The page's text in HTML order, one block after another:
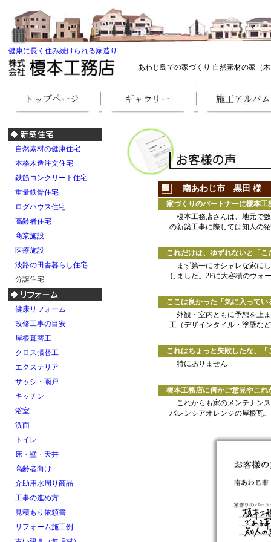
健康に長く住み続けられる家造り
あわじ島での家づくり 自然素材の家（木
自然素材の健康住宅
本格木造注文住宅
鉄筋コンクリート住宅
重量鉄骨住宅
ログハウス住宅
高齢者住宅
商業施設
医療施設
淡路の田舎暮らし住宅
分譲住宅
健康リフォーム
改修工事の目安
屋根葺替工
クロス張替工
エクステリア
サッシ・雨戸
キッチン
浴室
洗面
トイレ
床・壁・天井
高齢者向け
介助用水周り商品
工事の進め方
見積もり依頼書
リフォーム施工例
南あわじ市 黒田 様
家づくりのパートナーに榎本工
榎本工務店さんは、地元で
の新築工事に際しては知人の
これだけは、ゆずれないと「こ
まず第一にオシャレな家に
しました。2Fに大容積のウォ
ここは良かった「気に入ってい
外観・室内ともに予想を上
工（デザインタイル・塗壁な
これはちょっと失敗したな、「
特にありません
榎本工務店に何かご意見やこれ
これからも家のメンテナン
バレンシアオレンジの屋根瓦